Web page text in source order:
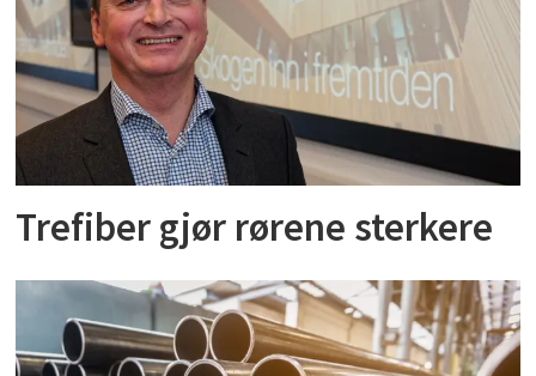
Trefiber gjør rørene sterkere